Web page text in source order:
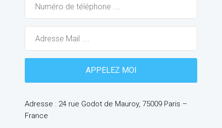
Adresse : 24 rue Godot de Mauroy, 75009 Paris –
France